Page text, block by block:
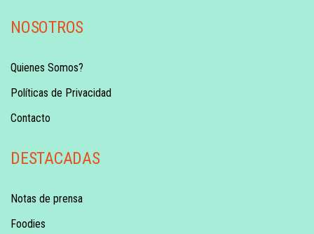
NOSOTROS
Quienes Somos?
Políticas de Privacidad
Contacto
DESTACADAS
Notas de prensa
Foodies